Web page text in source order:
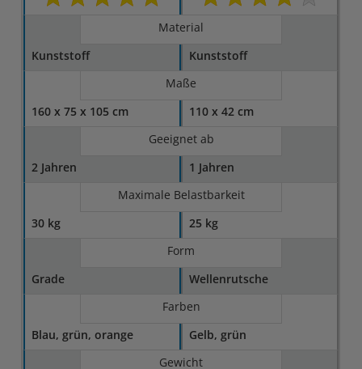
Material
Kunststoff
Kunststoff
Maße
160 x 75 x 105 cm
110 x 42 cm
Geeignet ab
2 Jahren
1 Jahren
Maximale Belastbarkeit
30 kg
25 kg
Form
Grade
Wellenrutsche
Farben
Blau, grün, orange
Gelb, grün
Gewicht